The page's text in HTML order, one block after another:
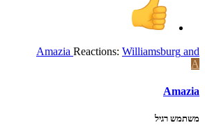
Reactions: Williamsburg and
Amazia
A
Amazia
משתמש רגיל